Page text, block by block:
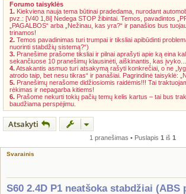
Forumo taisyklės
1. Kiekviena nauja tema būtinai pradedama, nurodant
pvz.: [V40 1,8i] Nedega STOP žibintai. Temos, pavadintos
„PAGALBOS“ arba „Nežinau, kas yra?“ ir panašios bus
trinamos!
2. Temos pavadinimas turi trumpai ir tiksliai apibūdinti
nuorinti stabdžių sistemą?“)
3. Pranešime prašome tiksliai ir pilnai aprašyti apie ką eina
sekančiuose 10 pranešimų klausinėti, aiškinantis, kas įvyko...
4.Atsakantis asmuo turi atsakymą rašyti konkrečiai, o ne
atrodo taip, bet nesu tikras“ ir panašiai. Pagrindinė taisyklė:
5. Pranešimų nerašome didžiosiomis raidėmis!!! Tai
rėkimas ir nepagarba kitiems!
6. Prašome nekurti tokių pačių temų kelis kartus – tai bus
baudžiama perspėjimu.
Atsakyti
1 pranešimas • Puslapis 1 iš 1
Svarainis
S60 2.4D P1 neatšoka stabdžiai (ABS